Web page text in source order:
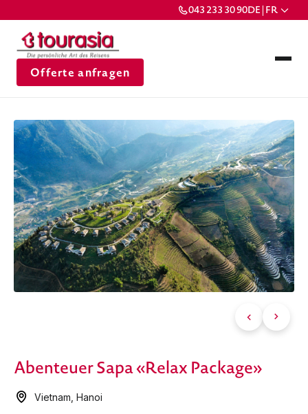
043 233 30 90DE | FR
Offerte anfragen
Abenteuer Sapa «Relax Package»
Vietnam ,Hanoi